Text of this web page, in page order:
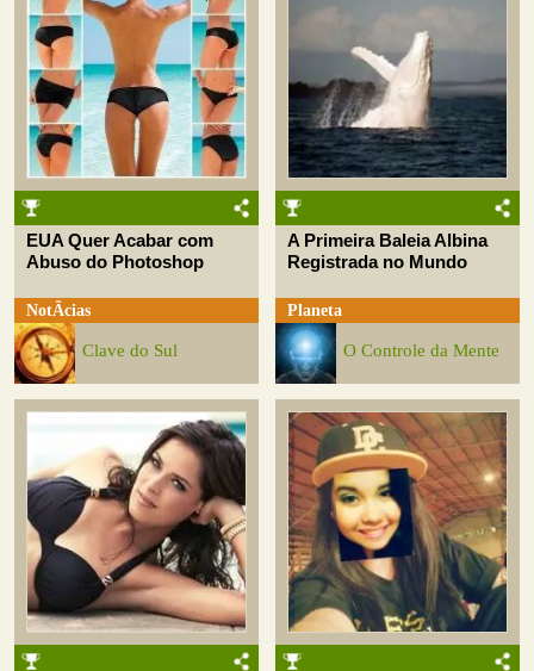
EUA Quer Acabar com
Abuso do Photoshop
NotÃ­cias
Clave do Sul
A Primeira Baleia Albina
Registrada no Mundo
Planeta
O Controle da Mente